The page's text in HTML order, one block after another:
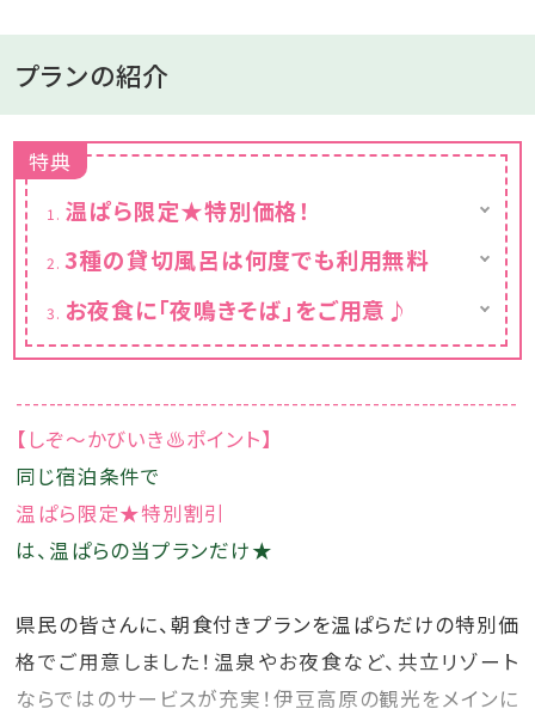
プランの紹介
特典
温ぱら限定★特別価格！
す。
3種の貸切風呂は何度でも利用無料
匠」、壁面に竹を用いた「竹仙」、岩に囲まれプ
ライベート空間を演出する「岩座」の3種の貸
切風呂はいずれも源泉かけ流し。
お夜食に「夜鳴きそば」をご用意♪
昔懐かしい屋台にて「夜鳴きそば」を無料でご
用意しております。
--------------------------------------------------------------
【しぞ～かびいき♨ポイント】
同じ宿泊条件で
温ぱら限定★特別割引
は、温ぱらの当プランだけ★
県民の皆さんに、朝食付きプランを温ぱらだけの特別価
格でご用意しました！温泉やお夜食など、共立リゾート
ならではのサービスが充実！伊豆高原の観光をメインに